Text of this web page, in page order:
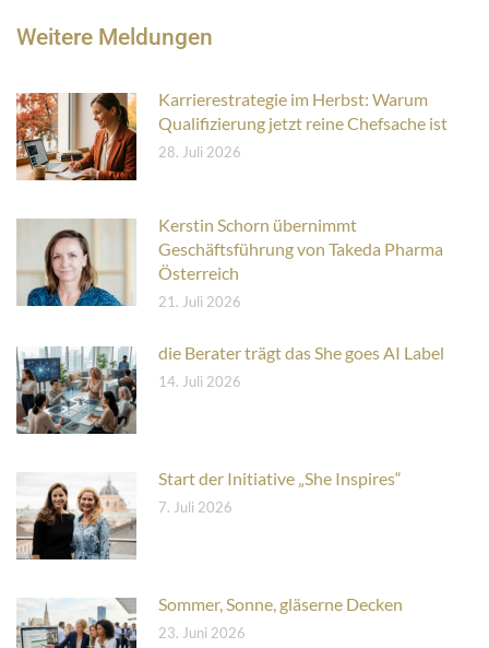
Weitere Meldungen
Karrierestrategie im Herbst: Warum
Qualifizierung jetzt reine Chefsache ist
28. Juli 2026
Kerstin Schorn übernimmt
Geschäftsführung von Takeda Pharma
Österreich
21. Juli 2026
die Berater trägt das She goes AI Label
14. Juli 2026
Start der Initiative „She Inspires“
7. Juli 2026
Sommer, Sonne, gläserne Decken
23. Juni 2026